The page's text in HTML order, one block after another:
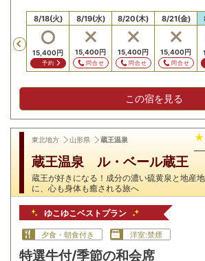
Previous
円
8/18(火)
15,400円
予約
8/19(水)
15,400円
問合せ
8/20(木)
15,400円
問合せ
8/21(金)
15,400円
問合せ
この宿を見る
東北地方 山形県 蔵王温泉
蔵王温泉 ル・ベール蔵王
蔵王が好きになる！成分の濃い硫黄泉と地産
に、心も身体も癒される旅へ
ゆこゆこベストプラン
夕食・朝食付き 洋室:禁煙
特選牛付/季節の和会席